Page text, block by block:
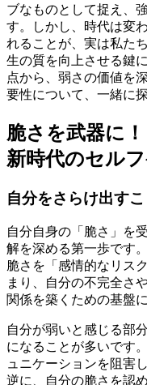
ブなものとして捉え、
す。しかし、時代は変
れることが、実は私た
生の質を向上させる鍵
点から、弱さの価値を
要性について、一緒に
脆さを武器に
新時代のセル
自分をさらけ出す
自分自身の「脆さ」を
解を深める第一歩です
脆さを「感情的なリス
まり、自分の不完全さ
関係を築くための基盤
自分が弱いと感じる部
になることが多いです
ュニケーションを阻害
逆に、自分の脆さを認